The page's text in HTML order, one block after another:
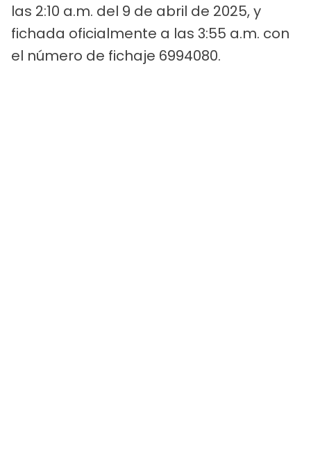
las 2:10 a.m. del 9 de abril de 2025, y
fichada oficialmente a las 3:55 a.m. con
el número de fichaje 6994080.